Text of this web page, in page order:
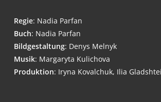
Regie: Nadia Parfan
Buch: Nadia Parfan
Bild­ge­stal­tung: Denys Melnyk
Musik: Mar­ga­ry­ta Kulichova
Pro­duk­ti­on: Iry­na Kovalch­uk, Ilia